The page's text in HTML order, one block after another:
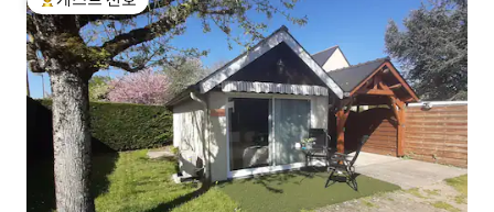
상위 게스트 선호